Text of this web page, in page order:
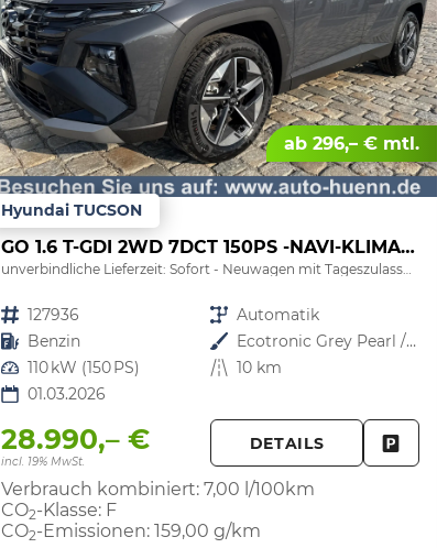
ab 296,– € mtl.
Hyundai TUCSON
GO 1.6 T-GDI 2WD 7DCT 150PS -NAVI-KLIMAAUTOM-ALU18"-SHZ-WINTER-LED-PDC-KAMERA-KEYLESS GO–Sofort
unverbindliche Lieferzeit: Sofort Neuwagen mit Tageszulassung
Fahrzeugnr. 127936 Getriebe Automatik
Kraftstoff Benzin Außenfarbe
Ecotronic Grey Pearl / Dach Schwarz
Leistung 110 kW (150 PS) Kilometerstand 10 km
01.03.2026
28.990,– €
incl. 19% MwSt.
DETAILS
Verbrauch kombiniert: 7,00 l/100km
CO2-Klasse: F
CO2-Emissionen: 159,00 g/km